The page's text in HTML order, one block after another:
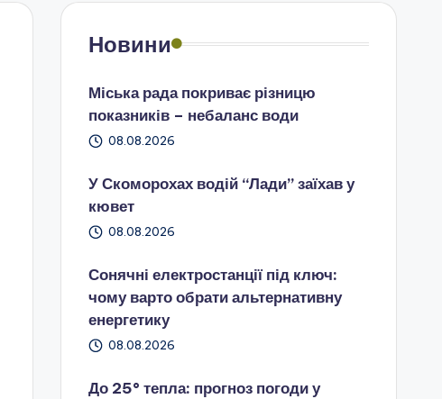
Новини
Міська рада покриває різницю
показників – небаланс води
08.08.2026
У Скоморохах водій “Лади” заїхав у
кювет
08.08.2026
Сонячні електростанції під ключ:
чому варто обрати альтернативну
енергетику
08.08.2026
До 25° тепла: прогноз погоди у